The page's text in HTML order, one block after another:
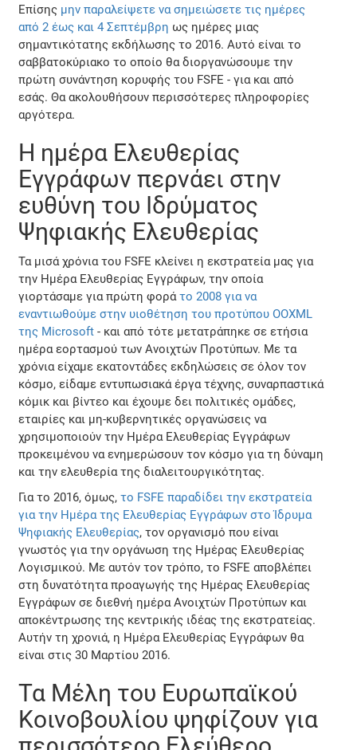
Επίσης μην παραλείψετε να σημειώσετε τις ημέρες
από 2 έως και 4 Σεπτέμβρη ως ημέρες μιας
σημαντικότατης εκδήλωσης το 2016. Αυτό είναι το
σαββατοκύριακο το οποίο θα διοργανώσουμε την
πρώτη συνάντηση κορυφής του FSFE - για και από
εσάς. Θα ακολουθήσουν περισσότερες πληροφορίες
αργότερα.
Η ημέρα Ελευθερίας
Εγγράφων περνάει στην
ευθύνη του Ιδρύματος
Ψηφιακής Ελευθερίας
Τα μισά χρόνια του FSFE κλείνει η εκστρατεία μας για
την Ημέρα Ελευθερίας Εγγράφων, την οποία
γιορτάσαμε για πρώτη φοράτο 2008 για να
εναντιωθούμε στην υιοθέτηση του προτύπου OOXML
της Microsoft - και από τότε μετατράπηκε σε ετήσια
ημέρα εορτασμού των Ανοιχτών Προτύπων. Με τα
χρόνια είχαμε εκατοντάδες εκδηλώσεις σε όλον τον
κόσμο, είδαμε εντυπωσιακά έργα τέχνης, συναρπαστικά
κόμικ και βίντεο και έχουμε δει πολιτικές ομάδες,
εταιρίες και μη-κυβερνητικές οργανώσεις να
χρησιμοποιούν την Ημέρα Ελευθερίας Εγγράφων
προκειμένου να ενημερώσουν τον κόσμο για τη δύναμη
και την ελευθερία της διαλειτουργικότητας.
Για το 2016, όμως,το FSFE παραδίδει την εκστρατεία
για την Ημέρα της Ελευθερίας Εγγράφων στο Ίδρυμα
Ψηφιακής Ελευθερίας, τον οργανισμό που είναι
γνωστός για την οργάνωση της Ημέρας Ελευθερίας
Λογισμικού. Με αυτόν τον τρόπο, το FSFE αποβλέπει
στη δυνατότητα προαγωγής της Ημέρας Ελευθερίας
Εγγράφων σε διεθνή ημέρα Ανοιχτών Προτύπων και
αποκέντρωσης της κεντρικής ιδέας της εκστρατείας.
Αυτήν τη χρονιά, η Ημέρα Ελευθερίας Εγγράφων θα
είναι στις 30 Μαρτίου 2016.
Τα Μέλη του Ευρωπαϊκού
Κοινοβουλίου ψηφίζουν για